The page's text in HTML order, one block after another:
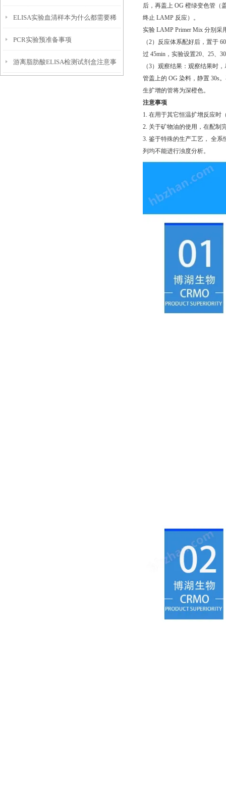
ELISA实验血清样本为什么都需要稀
释?
PCR实验预准备事项
游离脂肪酸ELISA检测试剂盒注意事
后，再盖上 OG 橙绿变色管（
终止 LAMP 反应）。
实验 LAMP Primer Mix 分别采
（2）反应体系配好后，置于
过 45min，实验设置20、25、
（3）观察结果：观察结果时
管盖上的 OG 染料，静置 30s
生扩增的管将为深橙色。
注意事项
1. 在用于其它恒温扩增反应时
2. 关于矿物油的使用，在配制
3. 鉴于特殊的生产工艺， 全系
列均不能进行浊度分析。